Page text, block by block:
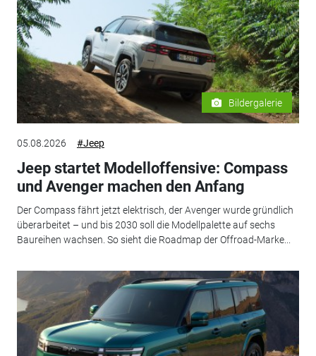
Bildergalerie
05.08.2026 #Jeep
Jeep startet Modelloffensive: Compass
und Avenger machen den Anfang
Der Compass fährt jetzt elektrisch, der Avenger wurde gründlich
überarbeitet – und bis 2030 soll die Modellpalette auf sechs
Baureihen wachsen. So sieht die Roadmap der Offroad-Marke...